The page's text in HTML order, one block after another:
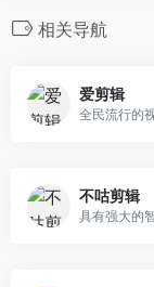
相关导航
爱剪辑
不咕剪辑